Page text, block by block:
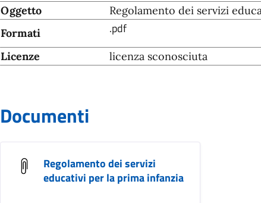
Oggetto
Regolamento dei servizi
Formati
.pdf
Licenze licenza sconosciuta
Documenti
Regolamento dei servizi
educativi per la prima infanzia